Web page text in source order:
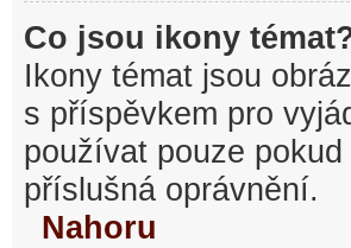
Co jsou ikony
Ikony témat jsou
s příspěvkem pro
používat pouze
příslušná oprávnění.
Nahoru